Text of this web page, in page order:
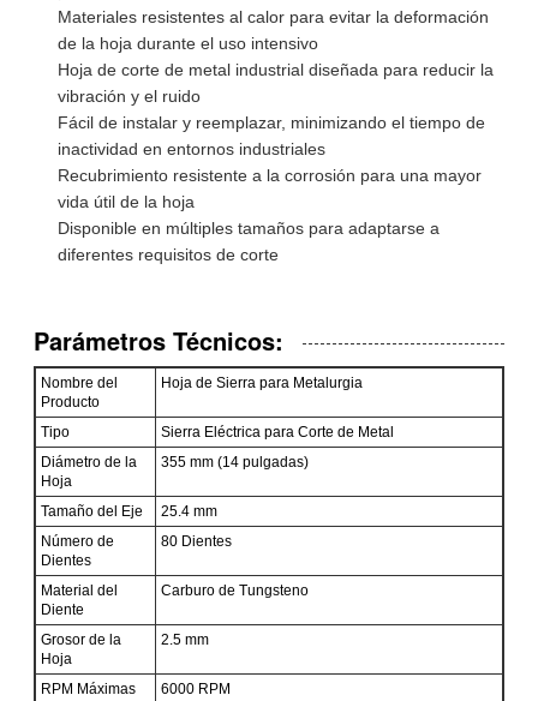
Materiales resistentes al calor para evitar la deformación
de la hoja durante el uso intensivo
Hoja de corte de metal industrial diseñada para reducir la
vibración y el ruido
Fácil de instalar y reemplazar, minimizando el tiempo de
inactividad en entornos industriales
Recubrimiento resistente a la corrosión para una mayor
vida útil de la hoja
Disponible en múltiples tamaños para adaptarse a
diferentes requisitos de corte
Parámetros Técnicos:
Nombre del
Producto
Hoja de Sierra para Metalurgia
Tipo
Sierra Eléctrica para Corte de Metal
Diámetro de la
Hoja
355 mm (14 pulgadas)
Tamaño del Eje
25.4 mm
Número de
Dientes
80 Dientes
Material del
Diente
Carburo de Tungsteno
Grosor de la
Hoja
2.5 mm
RPM Máximas 6000 RPM